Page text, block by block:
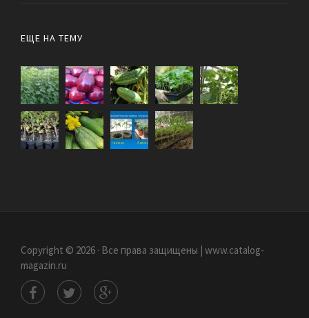
ЕЩЕ НА ТЕМУ
Copyright © 2026 · Все права защищены | www.catalog-
magazin.ru